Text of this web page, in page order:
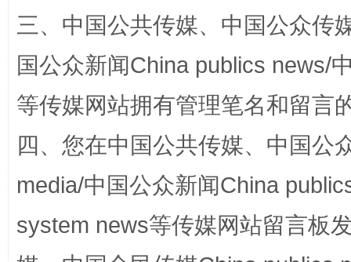
站台名比不上好声名
三、中国公共传媒、中国公众传
国公众新闻China publics news/
等传媒网站拥有管理笔名和留言
四、您在中国公共传媒、中国公
media/中国公众新闻China
system news等传媒网站留言板